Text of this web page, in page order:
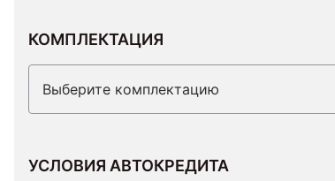
КОМПЛЕКТАЦИЯ
Выберите комплектацию
УСЛОВИЯ АВТОКРЕДИТА